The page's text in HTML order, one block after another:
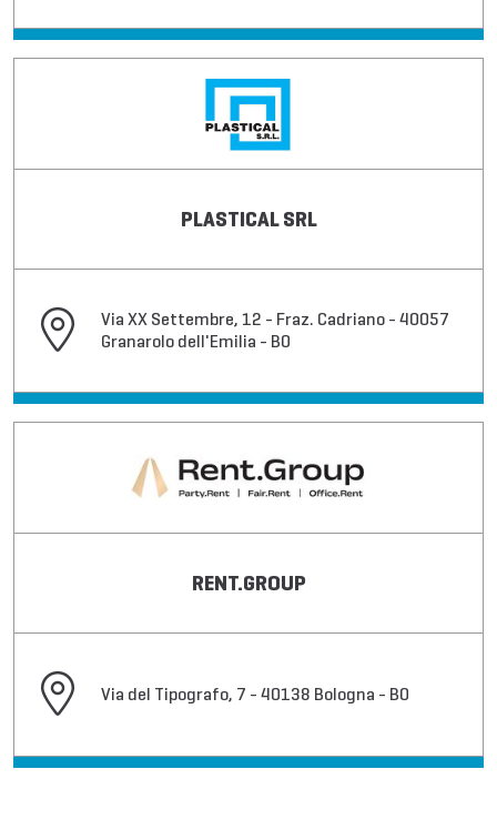
PLASTICAL SRL
Via XX Settembre, 12 - Fraz. Cadriano - 40057
Granarolo dell'Emilia - BO
RENT.GROUP
Via del Tipografo, 7 - 40138 Bologna - BO